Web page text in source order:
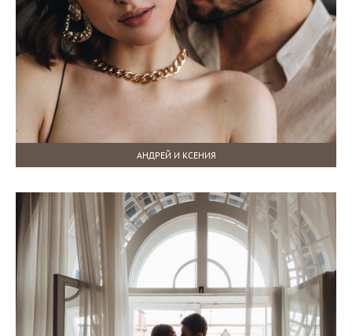
АНДРЕЙ И КСЕНИЯ